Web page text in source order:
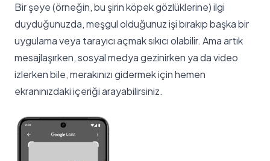
Bir şeye (örneğin, bu şirin köpek gözlüklerine) ilgi
duyduğunuzda, meşgul olduğunuz işi bırakıp başka bir
uygulama veya tarayıcı açmak sıkıcı olabilir. Ama artık
mesajlaşırken, sosyal medya gezinirken ya da video
izlerken bile, merakınızı gidermek için hemen
ekranınızdaki içeriği arayabilirsiniz.